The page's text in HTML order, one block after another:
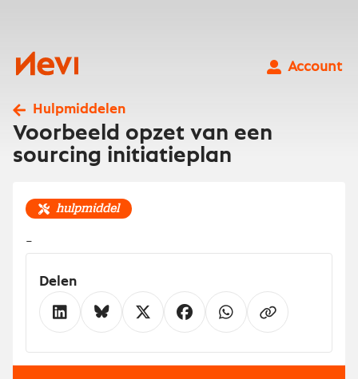
Nevi
Account
Hulpmiddelen
Voorbeeld opzet van een
sourcing initiatieplan
hulpmiddel
-
Delen